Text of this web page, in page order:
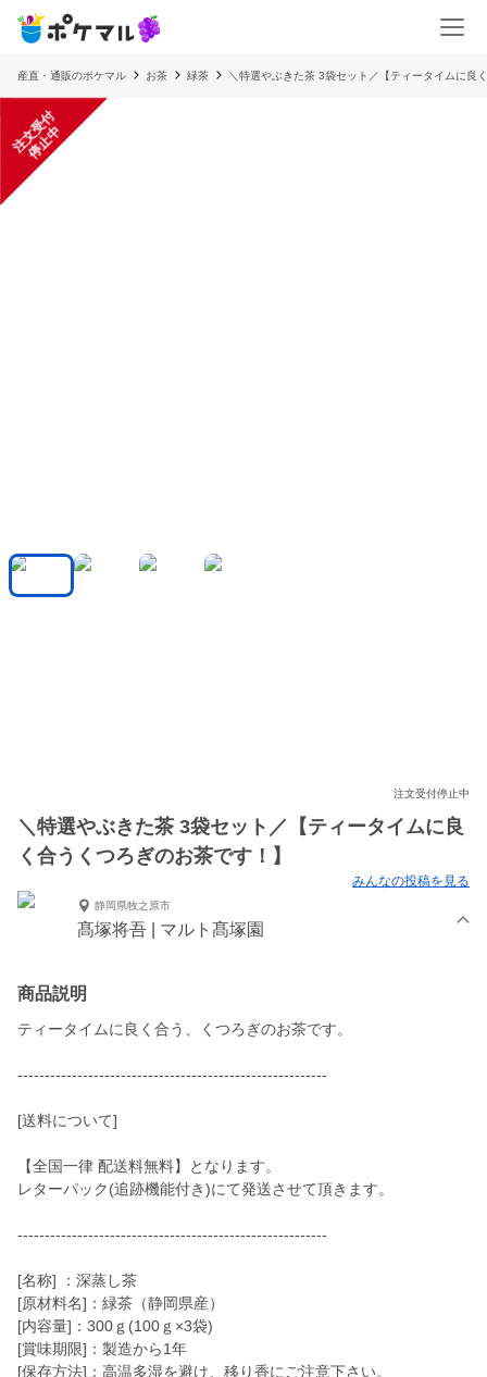
産直・通販のポケマル お茶 緑茶 ＼特選やぶきた茶 3袋セット／【ティータイムに良
注
文
受
付
停
止
中
注文受付停止中
＼特選やぶきた茶 3袋セット／【ティータイムに良
く合うくつろぎのお茶です！】
みんなの投稿を見る
静岡県牧之原市
髙塚将吾 | マルト髙塚園
商品説明
ティータイムに良く合う、くつろぎのお茶です。
---------------------------------------------------------
[送料について]
【全国一律 配送料無料】となります。
レターパック(追跡機能付き)にて発送させて頂きます。
---------------------------------------------------------
[名称] ：深蒸し茶
[原材料名]：緑茶（静岡県産）
[内容量]：300ｇ(100ｇ×3袋)
[賞味期限]：製造から1年
[保存方法]：高温多湿を避け、移り香にご注意下さい。